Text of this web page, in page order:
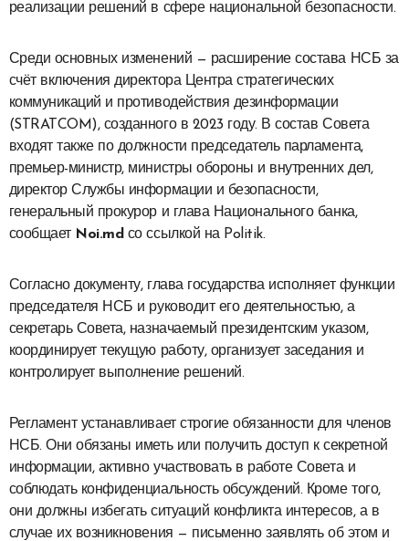
реализации решений в сфере национальной безопасности.
Среди основных изменений — расширение состава НСБ за
счёт включения директора Центра стратегических
коммуникаций и противодействия дезинформации
(STRATCOM), созданного в 2023 году. В состав Совета
входят также по должности председатель парламента,
премьер-министр, министры обороны и внутренних дел,
директор Службы информации и безопасности,
генеральный прокурор и глава Национального банка,
сообщает Noi.mdсо ссылкой на Politik.
Согласно документу, глава государства исполняет функции
председателя НСБ и руководит его деятельностью, а
секретарь Совета, назначаемый президентским указом,
координирует текущую работу, организует заседания и
контролирует выполнение решений.
Регламент устанавливает строгие обязанности для членов
НСБ. Они обязаны иметь или получить доступ к секретной
информации, активно участвовать в работе Совета и
соблюдать конфиденциальность обсуждений. Кроме того,
они должны избегать ситуаций конфликта интересов, а в
случае их возникновения — письменно заявлять об этом и